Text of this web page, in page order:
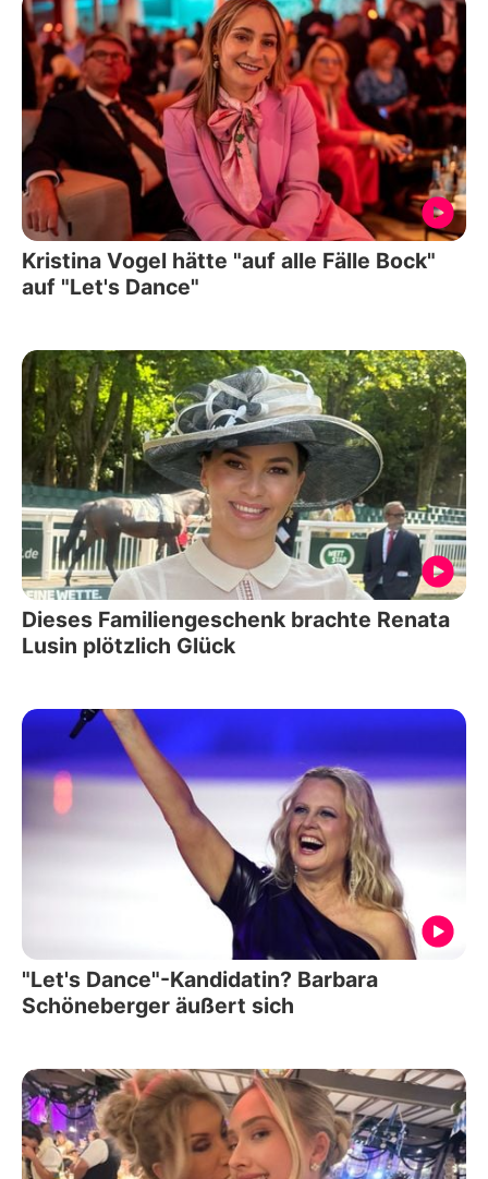
Kristina Vogel hätte "auf alle Fälle Bock"
auf "Let's Dance"
Dieses Familiengeschenk brachte Renata
Lusin plötzlich Glück
"Let's Dance"-Kandidatin? Barbara
Schöneberger äußert sich